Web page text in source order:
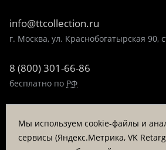
info@ttcollection.ru
г. Москва, ул. Краснобогатырская 90,
8 (800) 301-66-86
бесплатно по РФ
пн-пт 9:00-17:00
Мы используем cookie-файлы и
сервисы (Яндекс.Метрика, VK